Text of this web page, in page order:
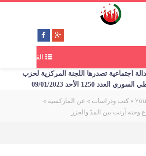
القائمة
اجتماعية تصدرها اللجنة المركزية لحزب
العدد 1250 الأحد 09/01/2023
» كتب ودراسات » عن الماركسية »
وحنة آرنت بين المدّ والجزر